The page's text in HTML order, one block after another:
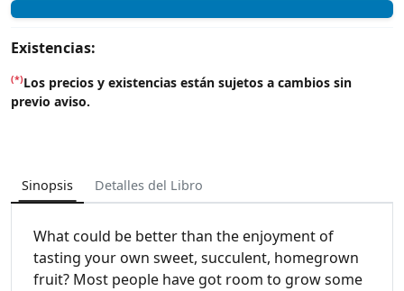
Existencias:
(*)Los precios y existencias están sujetos a cambios sin
previo aviso.
Sinopsis Detalles del Libro
What could be better than the enjoyment of
tasting your own sweet, succulent, homegrown
fruit? Most people have got room to grow some